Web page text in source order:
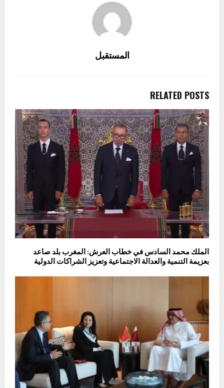
المستقبل
RELATED POSTS
الملك محمد السادس في خطاب العرش: المغرب بلد صاعد
بعزيمة التنمية والعدالة الاجتماعية وتعزيز الشراكات الدولية